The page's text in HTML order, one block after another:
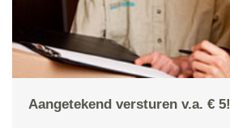
Aangetekend versturen v.a. € 5!